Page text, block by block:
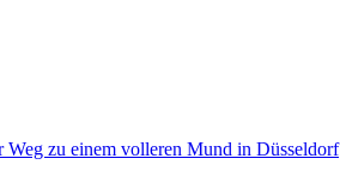
Weg zu einem volleren Mund in Düsseldorf